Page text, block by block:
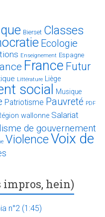
Bierset Classes
Ecologie
Enseignement Espagne
France Futur
Littérature Liège
social Musique
Patriotisme Pauvreté PDF
wallonne Salariat
de gouvernement
ViolenceVoix de
impros, hein)
n°2 (1:45)